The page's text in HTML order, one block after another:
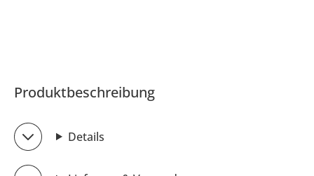
Produktbeschreibung
Details